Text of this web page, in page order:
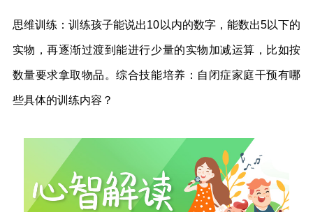
思维训练：训练孩子能说出10以内的数字，能数出5以下的
实物，再逐渐过渡到能进行少量的实物加减运算，比如按
数量要求拿取物品。综合技能培养：自闭症家庭干预有哪
些具体的训练内容？